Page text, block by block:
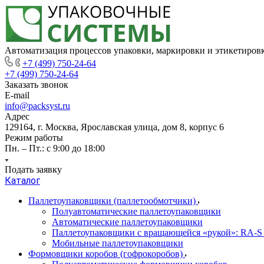
Автоматизация процессов упаковки, маркировки и
+7 (499) 750-24-64
+7 (499) 750-24-64
Заказать звонок
E-mail
info@packsyst.ru
Адрес
129164, г. Москва, Ярославская улица, дом 8, корпус 6
Режим работы
Пн. – Пт.: с 9:00 до 18:00
Подать заявку
Каталог
Паллетоупаковщики (паллетообмотчики)
Полуавтоматические паллетоупаковщики
Автоматические паллетоупаковщики
Паллетоупаковщики с вращающейся «рукой»: RA-
Мобильные паллетоупаковщики
Формовщики коробов (гофрокоробов)